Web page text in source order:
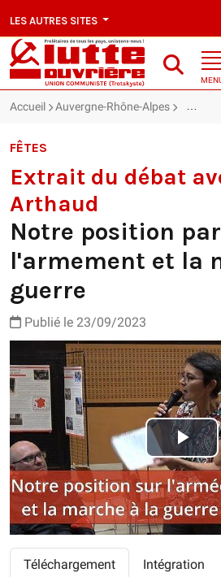
LES AUTRES SITES
Accueil Auvergne-Rhône-Alpes Extrait
FÊTES
Extrait du débat
Arthaud
Notre position
l'armement et la
guerre
Publié le 23/09/2023
Téléchargement Intégration